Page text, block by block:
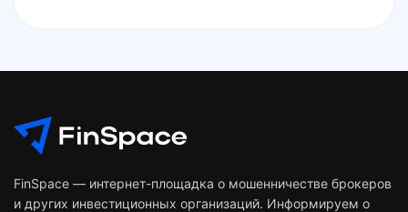
FinSpace — интернет-площадка о мошенничестве брокеров
и других инвестиционных организаций. Информируем о